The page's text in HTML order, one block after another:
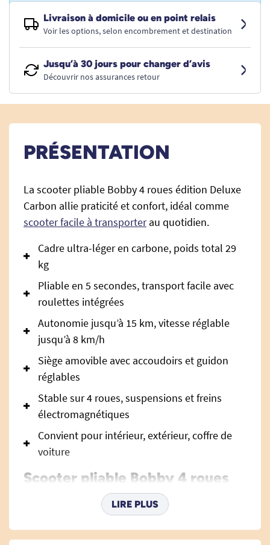
Livraison à domicile ou en point relais
Voir les options, selon encombrement et destination
Jusqu’à 30 jours pour changer d’avis
Découvrir nos assurances retour
PRÉSENTATION
La scooter pliable Bobby 4 roues édition Deluxe
Carbon allie praticité et confort, idéal comme
scooter facile à transporterau quotidien.
Cadre ultra-léger en carbone, poids total 29
kg
Pliable en 5 secondes, transport facile avec
roulettes intégrées
Autonomie jusqu’à 15 km, vitesse réglable
jusqu’à 8 km/h
Siège amovible avec accoudoirs et guidon
réglables
Stable sur 4 roues, suspensions et freins
électromagnétiques
Convient pour intérieur, extérieur, coffre de
voiture
Scooter pliable Bobby 4 roues
édition Deluxe Carbon – La
mobilité haut de gamme, au
service de votre liberté au
LIRE PLUS